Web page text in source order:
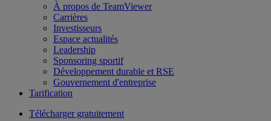
À propos de TeamViewer
Carrières
Investisseurs
Espace actualités
Leadership
Sponsoring sportif
Développement durable et RSE
Gouvernement d'entreprise
Tarification
Télécharger gratuitement